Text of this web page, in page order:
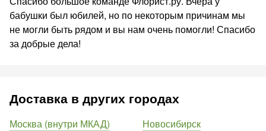
бабушки был юбилей, но по некоторым причинам мы
не могли быть рядом и вы нам очень помогли! Спасибо
за добрые дела!
Доставка в других городах
Москва (внутри МКАД)
Новосибирск